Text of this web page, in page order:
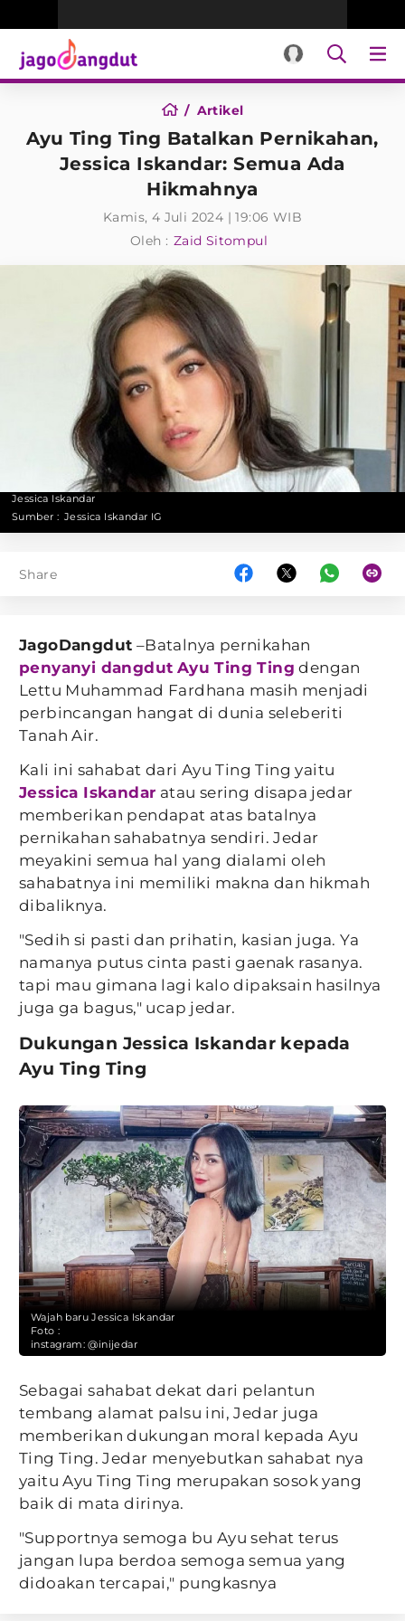
Artikel
Ayu Ting Ting Batalkan Pernikahan,
Jessica Iskandar: Semua Ada
Hikmahnya
Kamis, 4 Juli 2024 | 19:06 WIB
Oleh : Zaid Sitompul
Jessica Iskandar
Sumber : Jessica Iskandar IG
Share
JagoDangdut –Batalnya pernikahan
penyanyi dangdut Ayu Ting Ting dengan
Lettu Muhammad Fardhana masih menjadi
perbincangan hangat di dunia seleberiti
Tanah Air.
Kali ini sahabat dari Ayu Ting Ting yaitu
Jessica Iskandar atau sering disapa jedar
memberikan pendapat atas batalnya
pernikahan sahabatnya sendiri. Jedar
meyakini semua hal yang dialami oleh
sahabatnya ini memiliki makna dan hikmah
dibaliknya.
"Sedih si pasti dan prihatin, kasian juga. Ya
namanya putus cinta pasti gaenak rasanya.
tapi mau gimana lagi kalo dipaksain hasilnya
juga ga bagus," ucap jedar.
Dukungan Jessica Iskandar kepada
Ayu Ting Ting
Wajah baru Jessica Iskandar
Foto :
instagram: @inijedar
Sebagai sahabat dekat dari pelantun
tembang alamat palsu ini, Jedar juga
memberikan dukungan moral kepada Ayu
Ting Ting. Jedar menyebutkan sahabat nya
yaitu Ayu Ting Ting merupakan sosok yang
baik di mata dirinya.
"Supportnya semoga bu Ayu sehat terus
jangan lupa berdoa semoga semua yang
didoakan tercapai," pungkasnya